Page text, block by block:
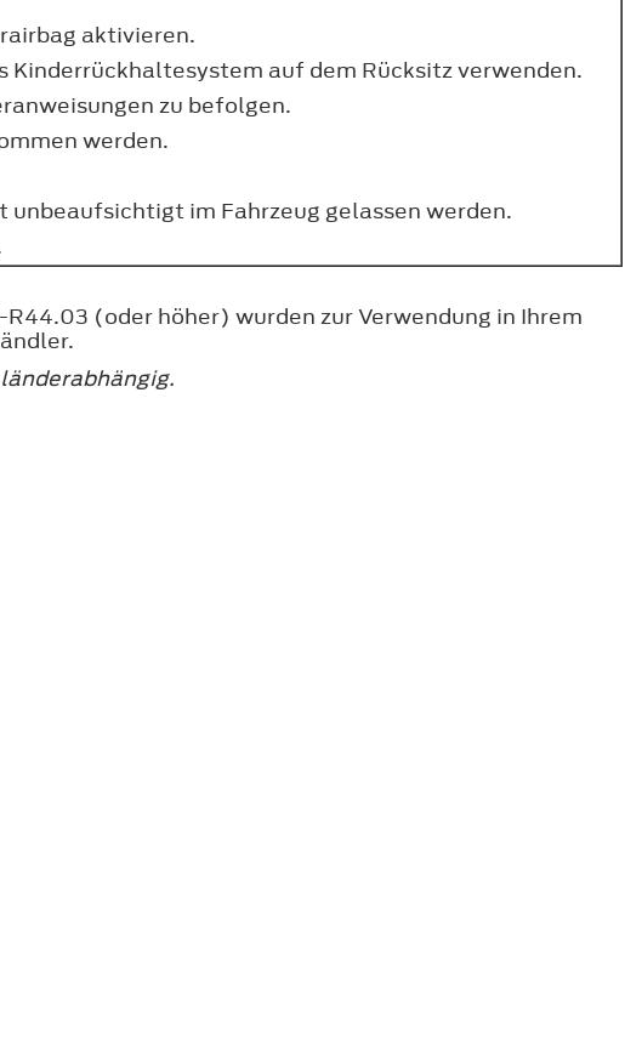
aktivieren.
Kinderrückhaltesystem auf dem Rücksitz verwenden.
zu befolgen.
werden.
im Fahrzeug gelassen werden.
(oder höher) wurden zur Verwendung in Ihrem